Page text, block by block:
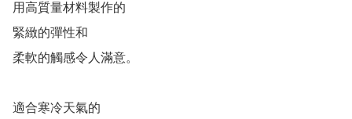
用高質量材料製作的
緊緻的彈性和
柔軟的觸感令人滿意。
適合寒冷天氣的